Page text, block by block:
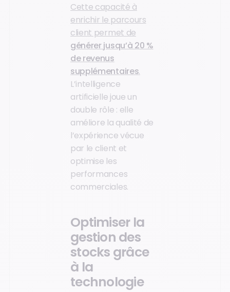
Cette capacité à
enrichir le parcours
client permet de
générer jusqu’à 20 %
de revenus
supplémentaires.
L’intelligence
artificielle joue un
double rôle : elle
améliore la qualité de
l’expérience vécue
par le client et
optimise les
performances
commerciales.
Optimiser la
gestion des
stocks grâce
à la
technologie